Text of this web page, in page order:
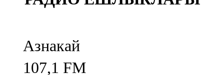
Азнакай
107,1 FM